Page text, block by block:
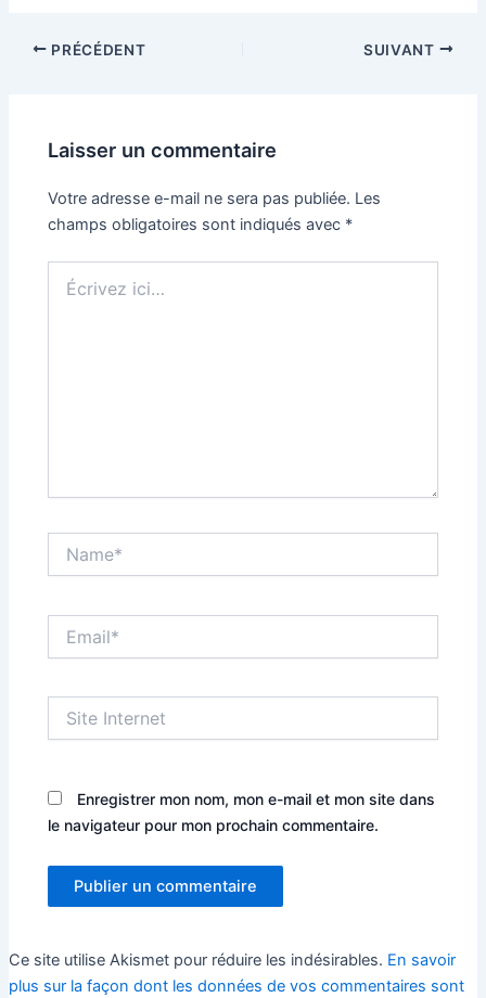
PRÉCÉDENT SUIVANT
Laisser un commentaire
Votre adresse e-mail ne sera pas publiée. Les
champs obligatoires sont indiqués avec *
ici…
Internet
Enregistrer mon nom, mon e-mail et mon site dans
le navigateur pour mon prochain commentaire.
Ce site utilise Akismet pour réduire les indésirables. En savoir
plus sur la façon dont les données de vos commentaires sont